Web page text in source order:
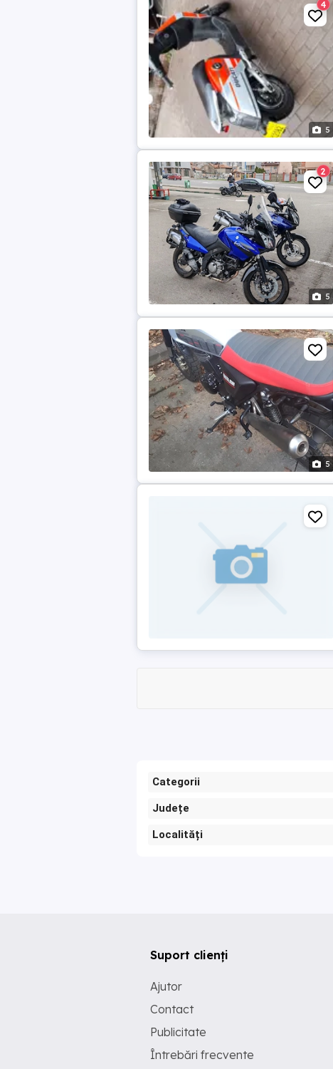
5
4
5
2
5
Categorii
Județe
Localități
Suport clienți
Ajutor
Contact
Publicitate
Întrebări frecvente